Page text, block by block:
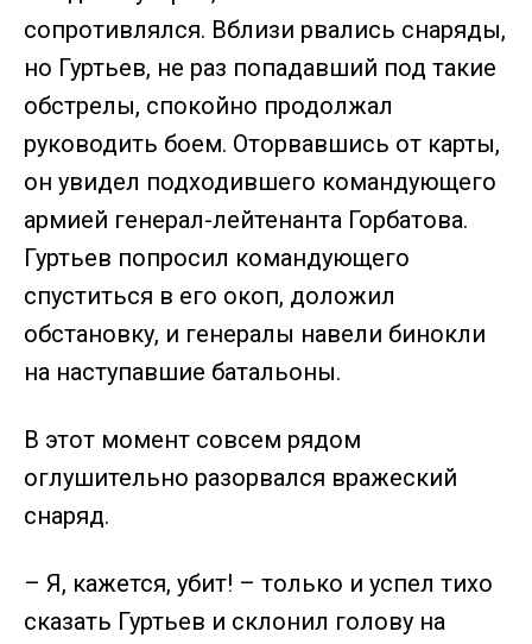
сопротивлялся. Вблизи рвались снаряды,
но Гуртьев, не раз попадавший под такие
обстрелы, спокойно продолжал
руководить боем. Оторвавшись от карты,
он увидел подходившего командующего
армией генерал-лейтенанта Горбатова.
Гуртьев попросил командующего
спуститься в его окоп, доложил
обстановку, и генералы навели бинокли
на наступавшие батальоны.
В этот момент совсем рядом
оглушительно разорвался вражеский
снаряд.
– Я, кажется, убит! – только и успел тихо
сказать Гуртьев и склонил голову на